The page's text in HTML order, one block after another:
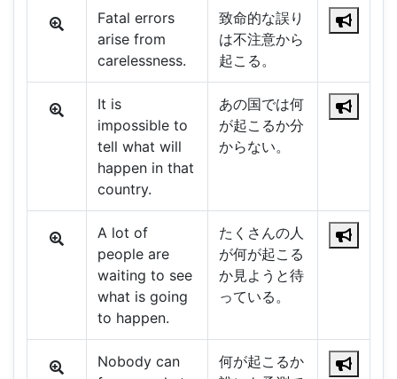
Fatal errors
arise from
carelessness.
致命的な誤り
は不注意から
起こる。
It is
impossible to
tell what will
happen in that
country.
あの国では何
が起こるか分
からない。
A lot of
people are
waiting to see
what is going
to happen.
たくさんの人
が何が起こる
か見ようと待
っている。
Nobody can
何が起こるか